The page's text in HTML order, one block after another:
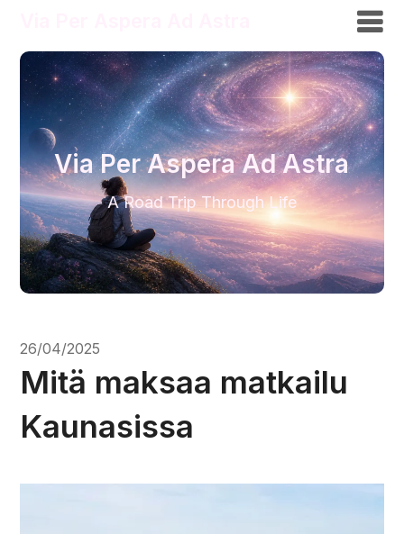
Via Per Aspera Ad Astra
A Road Trip Through Life
26/04/2025
Mitä maksaa matkailu
Kaunasissa